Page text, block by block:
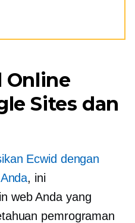
Online
Sites dan
Ecwid dengan
, ini
web Anda yang
pemrograman